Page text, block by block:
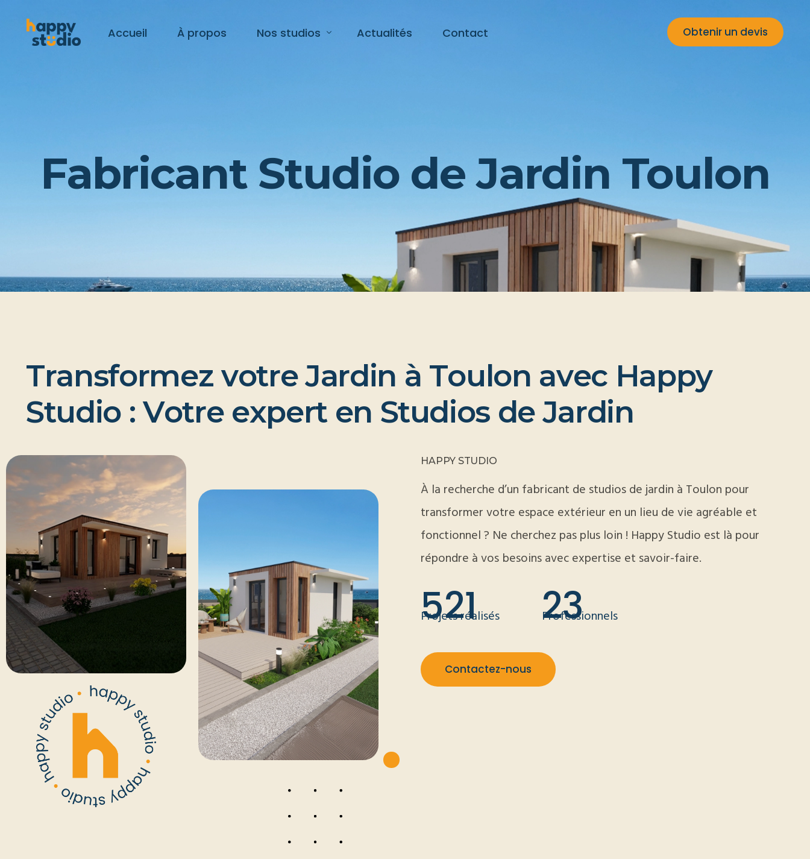
Accueil À propos Nos studios Actualités Contact Obtenir un devis
Fabricant Studio de Jardin Toulon
Transformez votre Jardin à Toulon avec Happy
Studio : Votre expert en Studios de Jardin
HAPPY STUDIO
À la recherche d’un fabricant de studios de jardin à Toulon pour
transformer votre espace extérieur en un lieu de vie agréable et
fonctionnel ? Ne cherchez pas plus loin ! Happy Studio est là pour
répondre à vos besoins avec expertise et savoir-faire.
521
Projets réalisés 23
Professionnels
Contactez-nous